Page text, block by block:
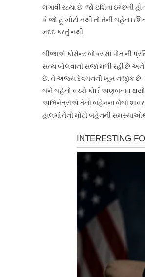
લગાવી રહ્યા છે. જો ઇશિતા ઇચ્છતી
કે જો હું ખોટો નથી તો તેની બહેન
મદદ કરતું નથી.
બીજાએ કોમેન્ટ બોક્સમાં પોતાની
સત્ય બોલવાની સજા મળી રહી છે
છે. તે અજય દેવગનની ખૂબ નજીક છે.
બંને બહેનો વચ્ચે કોઈ અણબનાવ થયો
અભિનેત્રીએ તેની બહેનના બેબી
હાલમાં તેની મોટી બહેનની